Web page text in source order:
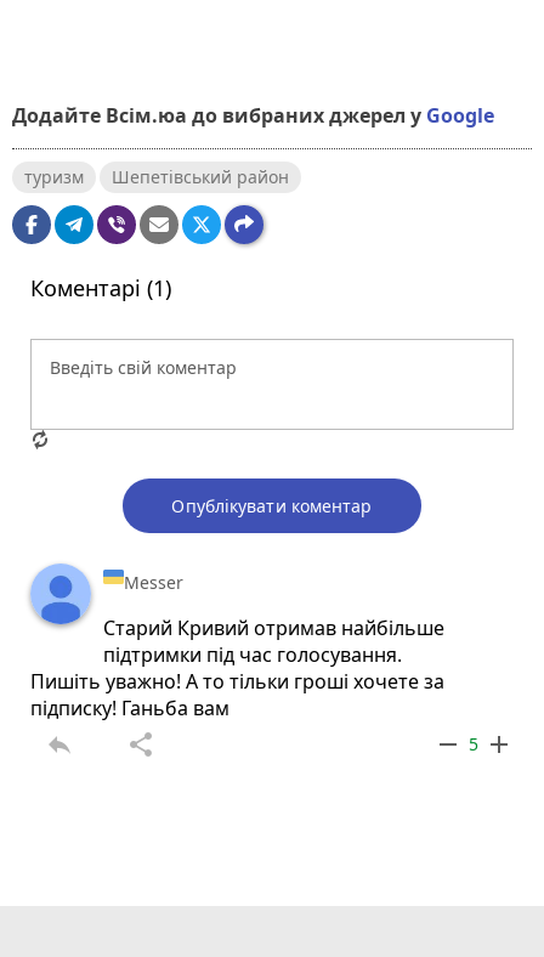
Додайте Всім.юа до вибраних джерел у Google
туризм Шепетівський район
Коментарі (1)
Опублікувати коментар
Messer
Старий Кривий отримав найбільше
підтримки під час голосування.
Пишіть уважно! А то тільки гроші хочете за
підписку! Ганьба вам
reply share remove 5 add